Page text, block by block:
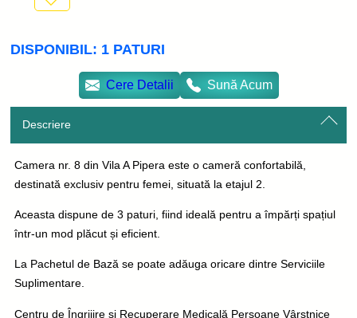
DISPONIBIL: 1 PATURI
Cere Detalii Sună Acum
Descriere
Camera nr. 8 din Vila A Pipera este o cameră confortabilă,
destinată exclusiv pentru femei, situată la etajul 2.
Aceasta dispune de 3 paturi, fiind ideală pentru a împărți spațiul
într-un mod plăcut și eficient.
La Pachetul de Bază se poate adăuga oricare dintre Serviciile
Suplimentare.
Centru de Îngrijire și Recuperare Medicală Persoane Vârstnice